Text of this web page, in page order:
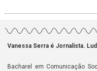
Vanessa Serra é Jornalista.
Bacharel em Comunicação